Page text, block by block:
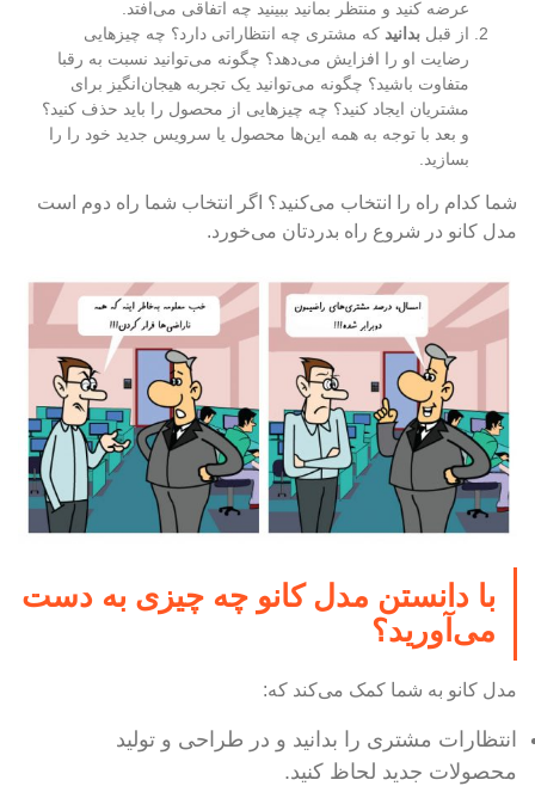
عرضه کنید و منتظر بمانید ببینید چه اتفاقی می‌افتد.
از قبل بدانید که مشتری چه انتظاراتی دارد؟ چه چیزهایی
رضایت او را افزایش می‌دهد؟ چگونه می‌توانید نسبت به رقبا
متفاوت باشید؟ چگونه می‌توانید یک تجربه هیجان‌انگیز برای
مشتریان ایجاد کنید؟ چه چیزهایی از محصول را باید حذف کنید؟
و بعد با توجه به همه این‌ها محصول یا سرویس جدید خود را را
بسازید.
شما کدام راه را انتخاب می‌کنید؟ اگر انتخاب شما راه دوم است
مدل کانو در شروع راه بدردتان می‌خورد.
با دانستن مدل کانو چه چیزی به دست
می‌آورید؟
مدل کانو به شما کمک می‌کند که:
انتظارات مشتری را بدانید و در طراحی و تولید
محصولات جدید لحاظ کنید.